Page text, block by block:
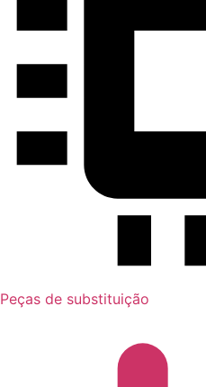
Peças de substituição